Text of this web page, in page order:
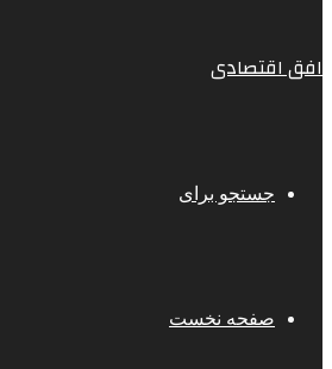
افق اقتصادی
جستجو برای
صفحه نخست